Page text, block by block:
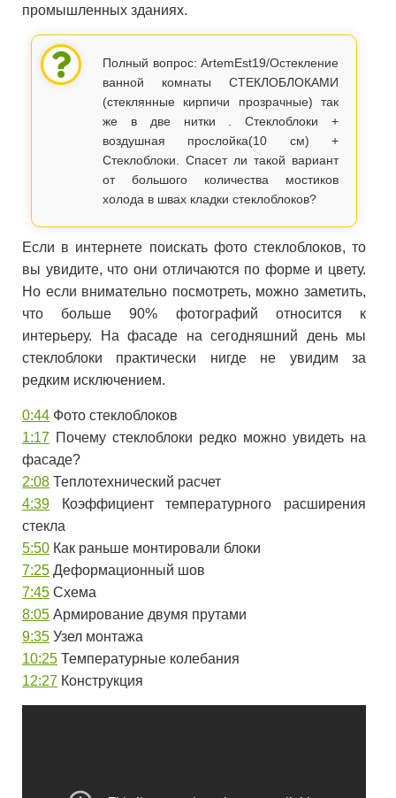
промышленных зданиях.
Полный вопрос: ArtemEst19/Остекление
ванной комнаты СТЕКЛОБЛОКАМИ
(стеклянные кирпичи прозрачные) так
же в две нитки . Стеклоблоки +
воздушная прослойка(10 см) +
Стеклоблоки. Спасет ли такой вариант
от большого количества мостиков
холода в швах кладки стеклоблоков?
Если в интернете поискать фото стеклоблоков, то
вы увидите, что они отличаются по форме и цвету.
Но если внимательно посмотреть, можно заметить,
что больше 90% фотографий относится к
интерьеру. На фасаде на сегодняшний день мы
стеклоблоки практически нигде не увидим за
редким исключением.
0:44 Фото стеклоблоков
1:17 Почему стеклоблоки редко можно увидеть на
фасаде?
2:08 Теплотехнический расчет
4:39 Коэффициент температурного расширения
стекла
5:50 Как раньше монтировали блоки
7:25 Деформационный шов
7:45 Схема
8:05 Армирование двумя прутами
9:35 Узел монтажа
10:25 Температурные колебания
12:27 Конструкция